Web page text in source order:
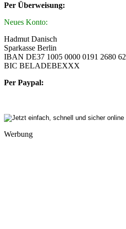
Per Überweisung:
Neues Konto:
Hadmut Danisch
Sparkasse Berlin
IBAN DE37 1005 0000 0191 2680 62
BIC BELADEBEXXX
Per Paypal:
Werbung